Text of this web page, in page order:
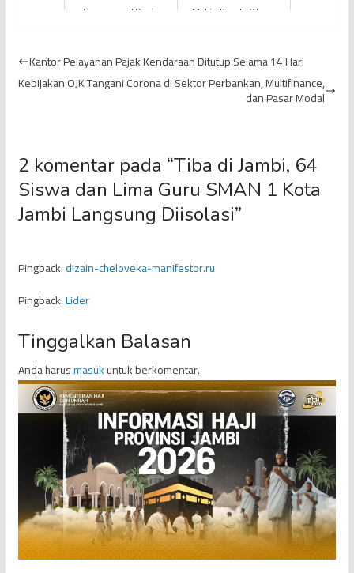
Fenomena “Panic
Makin Keruh, Warga
Kantor Pelayanan Pajak Kendaraan Ditutup Selama 14 Hari
Kebijakan OJK Tangani Corona di Sektor Perbankan, Multifinance,
dan Pasar Modal
2 komentar pada “Tiba di Jambi, 64
Siswa dan Lima Guru SMAN 1 Kota
Jambi Langsung Diisolasi”
Pingback:dizain-cheloveka-manifestor.ru
Pingback:Lider
Tinggalkan Balasan
Anda harusmasukuntuk berkomentar.